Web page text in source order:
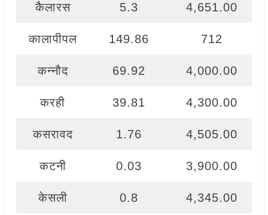
कैलारस 5.3 4,651.00
कालापीपल 149.86 712
कन्नौद 69.92 4,000.00
करही 39.81 4,300.00
कसरावद 1.76 4,505.00
कटनी 0.03 3,900.00
केसली 0.8 4,345.00